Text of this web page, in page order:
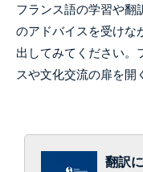
フランス語の学習や翻
のアドバイスを受けな
出してみてください。
スや文化交流の扉を開
翻訳